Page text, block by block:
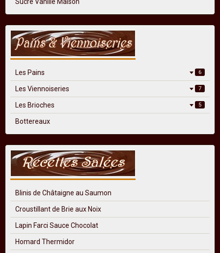
Les Pains 6
Les Viennoiseries 7
Les Brioches 5
Bottereaux
Blinis de Châtaigne au Saumon
Croustillant de Brie aux Noix
Lapin Farci Sauce Chocolat
Homard Thermidor